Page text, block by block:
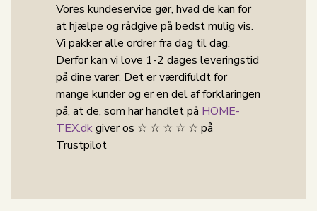
Vores kundeservice gør, hvad de kan for
at hjælpe og rådgive på bedst mulig vis.
Vi pakker alle ordrer fra dag til dag.
Derfor kan vi love 1-2 dages leveringstid
på dine varer. Det er værdifuldt for
mange kunder og er en del af forklaringen
på, at de, som har handlet på HOME-
TEX.dkgiver os ☆ ☆ ☆ ☆ ☆ på
Trustpilot